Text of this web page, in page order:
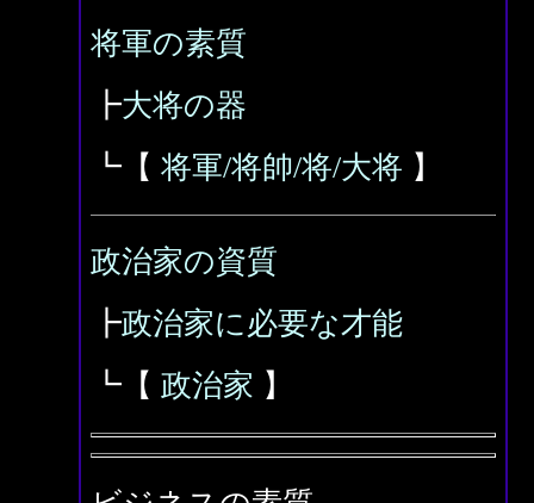
将軍の素質
┣大将の器
┗【 将軍/将帥/将/大将 】
政治家の資質
┣政治家に必要な才能
┗【 政治家 】